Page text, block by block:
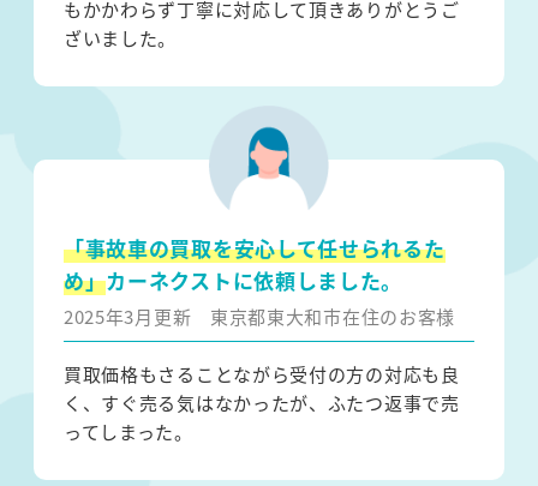
もかかわらず丁寧に対応して頂きありがとうご
ざいました。
「事故車の買取を安心して任せられるた
め」カーネクストに依頼しました。
2025年3月更新 東京都東大和市在住のお客様
買取価格もさることながら受付の方の対応も良
く、すぐ売る気はなかったが、ふたつ返事で売
ってしまった。